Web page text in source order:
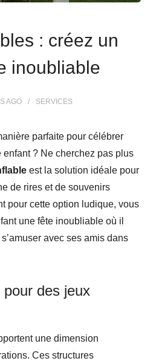
: créez un
inoubliable
AGO SERVICES
parfaite pour célébrer
enfant ? Ne cherchez pas plus
est la solution idéale pour
de rires et de souvenirs
pour cette option ludique, vous
une fête inoubliable où il
avec ses amis dans
des jeux
une dimension
Ces structures